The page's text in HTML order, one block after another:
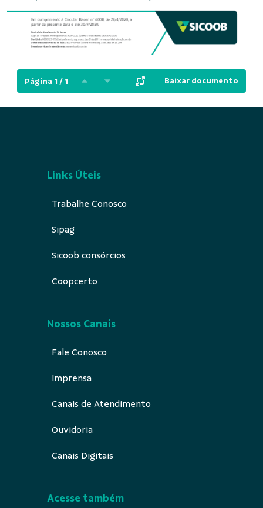
Página 1 / 1 Baixar documento
Links Úteis
Trabalhe Conosco
Sipag
Sicoob consórcios
Coopcerto
Nossos Canais
Fale Conosco
Imprensa
Canais de Atendimento
Ouvidoria
Canais Digitais
Acesse também